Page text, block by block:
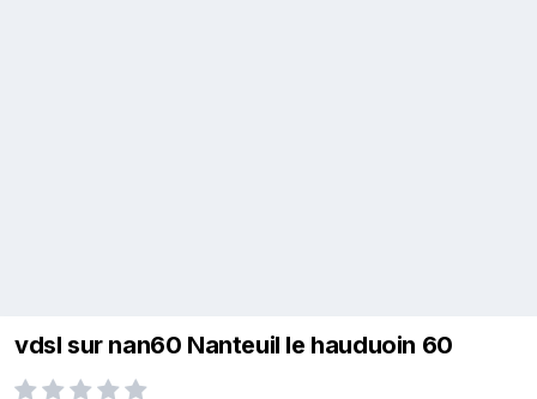
vdsl sur nan60 Nanteuil le hauduoin 60